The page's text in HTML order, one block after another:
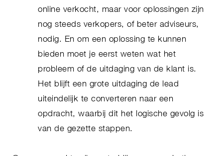
online verkocht, maar voor oplossingen zijn
nog steeds verkopers, of beter adviseurs,
nodig. En om een oplossing te kunnen
bieden moet je eerst weten wat het
probleem of de uitdaging van de klant is.
Het blijft een grote uitdaging de lead
uiteindelijk te converteren naar een
opdracht, waarbij dit het logische gevolg is
van de gezette stappen.